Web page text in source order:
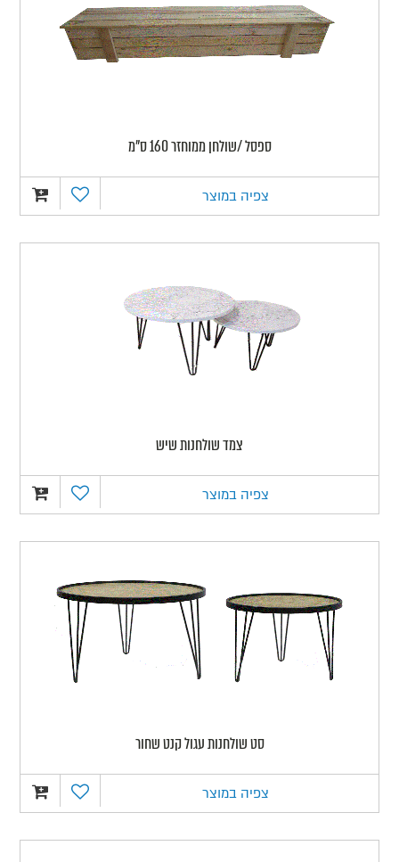
ספסל /שולחן ממוחזר 160 ס"מ
צפיה במוצר
צמד שולחנות שיש
צפיה במוצר
סט שולחנות עגול קנט שחור
צפיה במוצר